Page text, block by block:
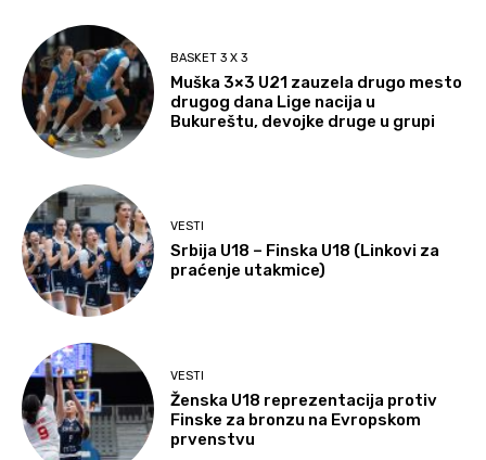
BASKET 3 X 3
Muška 3×3 U21 zauzela drugo mesto
drugog dana Lige nacija u
Bukureštu, devojke druge u grupi
VESTI
Srbija U18 – Finska U18 (Linkovi za
praćenje utakmice)
VESTI
Ženska U18 reprezentacija protiv
Finske za bronzu na Evropskom
prvenstvu